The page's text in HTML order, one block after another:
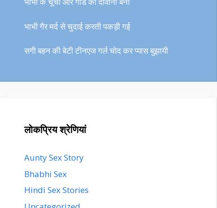
भाभी गैर मर्द से चुदाई करती पकड़ी गई
सगी बहन की बेटी टीनएज गर्ल चोद कर प्यास बुझायी
लोकप्रिय श्रेणियां
Aunty Sex Story
Bhabhi Sex
Hindi Sex Stories